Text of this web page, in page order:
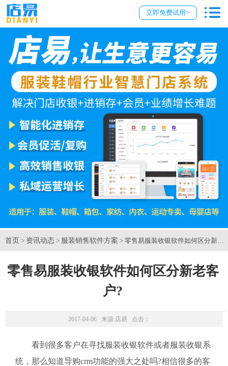
立即免费试用>
首页 > 资讯动态 > 服装销售软件方案 > 零售易服装收银软件如何区分新老
零售易服装收银软件如何区分新老客
户?
2017-04-06 来源:店易 点击：
看到很多客户在寻找服装收银软件或者服装收银系
统，那么知道导购crm功能的强大之处吗?相信很多的客